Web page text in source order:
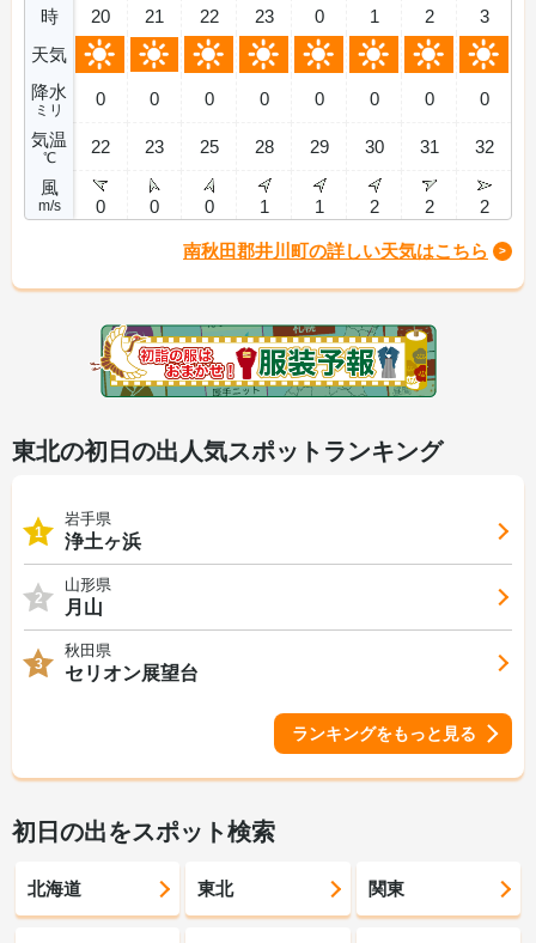
時
天気
降水
ミリ
気温
℃
風
m/s
20
0
22
0
21
0
23
0
22
0
25
0
23
0
28
1
0
0
29
1
1
0
30
2
2
0
31
2
3
0
32
2
南秋田郡井川町の詳しい天気はこちら
東北の初日の出人気スポットランキング
1
岩手県
浄土ヶ浜
2
山形県
月山
3
秋田県
セリオン展望台
ランキングをもっと見る
初日の出をスポット検索
北海道 東北 関東